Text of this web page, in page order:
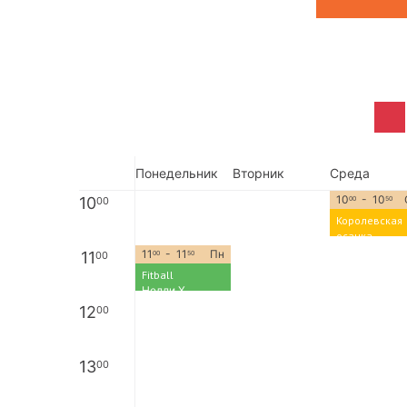
Понедельник Вторник Среда
1000 1000 - 1050
Королевская
осанка
1100 11 00 - 11 50
Пн
Fitball
Нелли Х.
1200
1300